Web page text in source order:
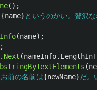
();
{name}というのかい。贅沢
(name);
. Next (nameInfo.
(
前の名前は{newName}だ。